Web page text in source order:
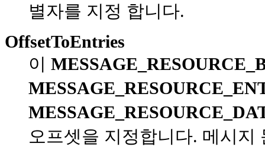
별자를 지정 합니다.
OffsetToEntries
이
오프셋을 지정합니다. 메시지